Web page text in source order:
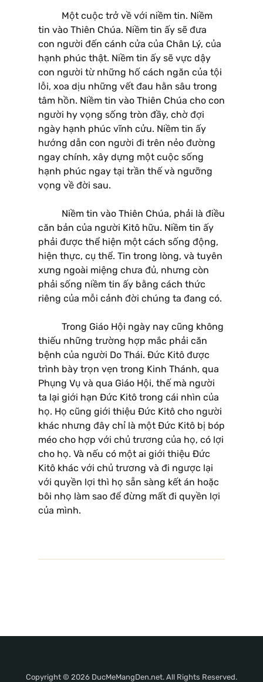
Một cuộc trở về với niềm tin. Niềm
tin vào Thiên Chúa. Niềm tin ấy sẽ đưa
con người đến cánh cửa của Chân Lý, của
hạnh phúc thật. Niềm tin ấy sẽ vực dậy
con người từ những hố cách ngăn của tội
lỗi, xoa dịu những vết đau hằn sâu trong
tâm hồn. Niềm tin vào Thiên Chúa cho con
người hy vọng sống tròn đầy, chờ đợi
ngày hạnh phúc vĩnh cửu. Niềm tin ấy
hướng dẫn con người đi trên nẻo đường
ngay chính, xây dựng một cuộc sống
hạnh phúc ngay tại trần thế và ngưỡng
vọng về đời sau.
Niềm tin vào Thiên Chúa, phải là điều
căn bản của người Kitô hữu. Niềm tin ấy
phải được thể hiện một cách sống động,
hiện thực, cụ thể. Tin trong lòng, và tuyên
xưng ngoài miệng chưa đủ, nhưng còn
phải sống niềm tin ấy bằng cách thức
riêng của mỗi cảnh đời chúng ta đang có.
Trong Giáo Hội ngày nay cũng không
thiếu những trường hợp mắc phải căn
bệnh của người Do Thái. Ðức Kitô được
trình bày trọn vẹn trong Kinh Thánh, qua
Phụng Vụ và qua Giáo Hội, thế mà người
ta lại giới hạn Ðức Kitô trong cái nhìn của
họ. Họ cũng giới thiệu Ðức Kitô cho người
khác nhưng đây chỉ là một Ðức Kitô bị bóp
méo cho hợp với chủ trương của họ, có lợi
cho họ. Và nếu có một ai giới thiệu Ðức
Kitô khác với chủ trương và đi ngược lại
với quyền lợi thì họ sẵn sàng kết án hoặc
bôi nhọ làm sao để đừng mất đi quyền lợi
của mình.
Copyright © 2026 DucMeMangDen.net. All Rights Reserved.